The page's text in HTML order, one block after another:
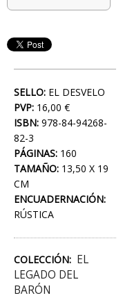
SELLO: EL DESVELO
PVP: 16,00 €
ISBN: 978-84-94268-
82-3
PÁGINAS: 160
TAMAÑO: 13,50 X 19
CM
ENCUADERNACIÓN:
RÚSTICA
COLECCIÓN: EL
LEGADO DEL
BARÓN